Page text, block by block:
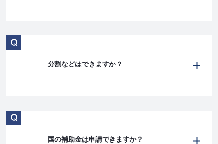
分割などはできますか？
国の補助金は申請できますか？